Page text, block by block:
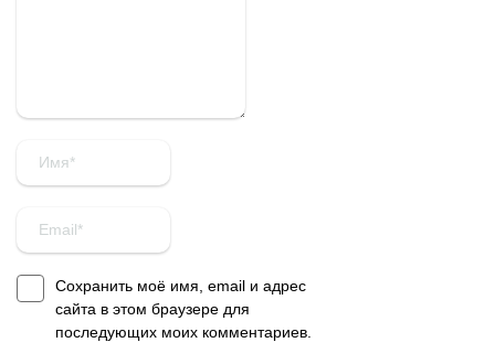
Сохранить моё имя, email и адрес
сайта в этом браузере для
последующих моих комментариев.